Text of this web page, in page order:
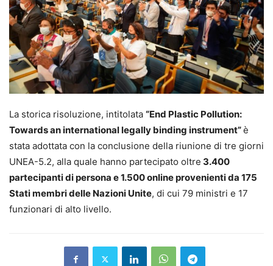
La storica risoluzione, intitolata “End Plastic Pollution:
Towards an international legally binding instrument”è
stata adottata con la conclusione della riunione di tre giorni
UNEA-5.2, alla quale hanno partecipato oltre 3.400
partecipanti di persona e 1.500 online provenienti da 175
Stati membri delle Nazioni Unite, di cui 79 ministri e 17
funzionari di alto livello.